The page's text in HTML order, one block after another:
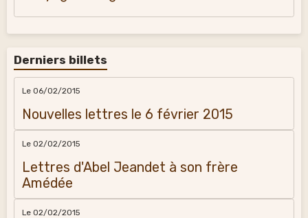
Derniers billets
Le 06/02/2015
Nouvelles lettres le 6 février 2015
Le 02/02/2015
Lettres d'Abel Jeandet à son frère
Amédée
Le 02/02/2015